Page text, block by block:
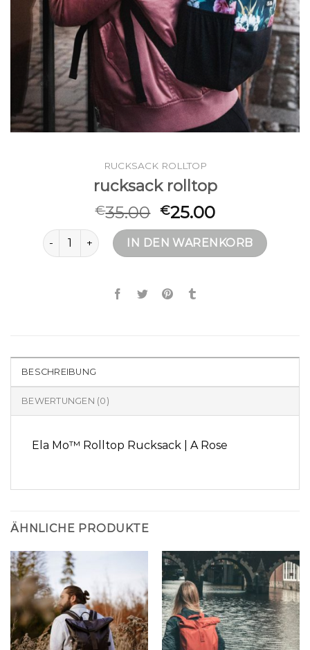
RUCKSACK ROLLTOP
rucksack rolltop
€35.00 €25.00
rucksack rolltop MengeIN DEN WARENKORB
BESCHREIBUNG
BEWERTUNGEN (0)
Ela Mo™ Rolltop Rucksack | A Rose
ÄHNLICHE PRODUKTE